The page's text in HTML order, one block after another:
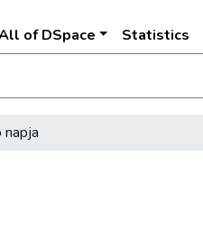
of DSpace Statistics